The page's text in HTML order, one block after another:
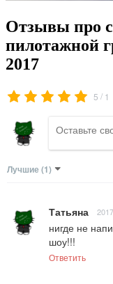
Отзывы про
пилотажной
2017
5 / 1
Лучшие (1)
Татьяна
нигде не
шоу!!!
Ответить